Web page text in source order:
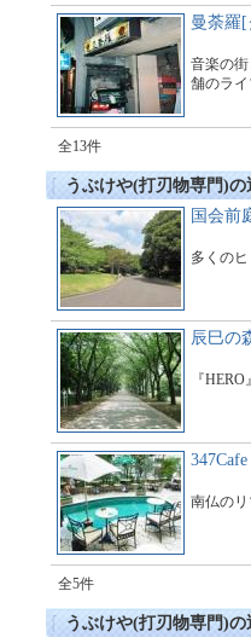
曼荼羅[
音楽の
舗のライ
全13件
うぶけや(打刃物専門)
国会前
多くの
辰巳の
『
347Cafe
南仏の
全5件
うぶけや(打刃物専門)